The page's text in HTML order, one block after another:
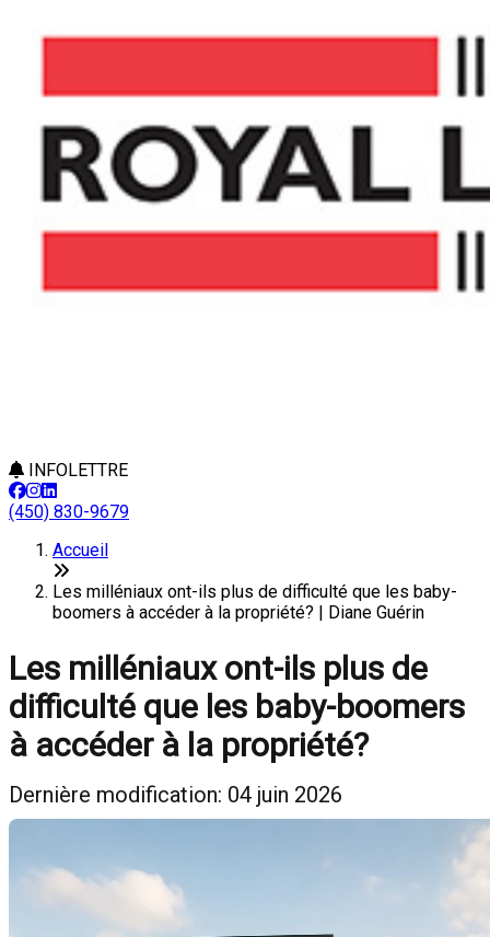
INFOLETTRE
(450) 830-9679
Accueil
Les milléniaux ont-ils plus de difficulté que les baby-
boomers à accéder à la propriété? | Diane Guérin
Les milléniaux ont-ils plus de
difficulté que les baby-boomers
à accéder à la propriété?
Dernière modification: 04 juin 2026